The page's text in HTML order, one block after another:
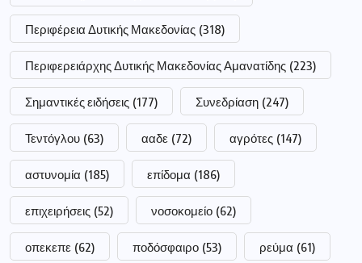
Περιφέρεια Δυτικής Μακεδονίας (318)
Περιφερειάρχης Δυτικής Μακεδονίας Αμανατίδης (223)
Σημαντικές ειδήσεις (177) Συνεδρίαση (247)
Τεντόγλου (63) ααδε (72) αγρότες (147)
αστυνομία (185) επίδομα (186)
επιχειρήσεις (52) νοσοκομείο (62)
οπεκεπε (62) ποδόσφαιρο (53) ρεύμα (61)